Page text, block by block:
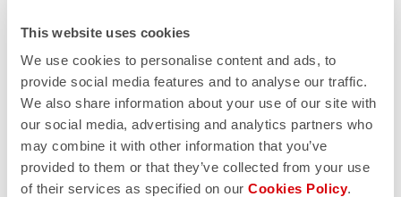
This website uses cookies
We use cookies to personalise content and ads, to
provide social media features and to analyse our traffic.
We also share information about your use of our site with
our social media, advertising and analytics partners who
may combine it with other information that you’ve
provided to them or that they’ve collected from your use
of their services as specified on our Cookies Policy.
de marketing directo y a enviarme correos
electrónicos con actualizaciones, ofertas y
promociones reservadas a clientes. Puedes darte de
baja de estas comunicaciones en cualquier momento.
Para obtener más información sobre cómo darte de
baja, nuestras prácticas de privacidad y cómo nos
comprometemos a proteger y respetar tu privacidad,
consulta nuestra Política de privacidad.